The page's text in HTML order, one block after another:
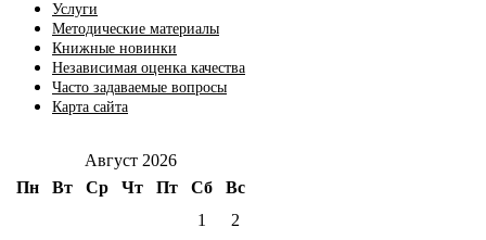
Услуги
Методические материалы
Книжные новинки
Независимая оценка качества
Часто задаваемые вопросы
Карта сайта
Август 2026
Пн
Вт Ср Чт Пт Сб
Вс
1
2